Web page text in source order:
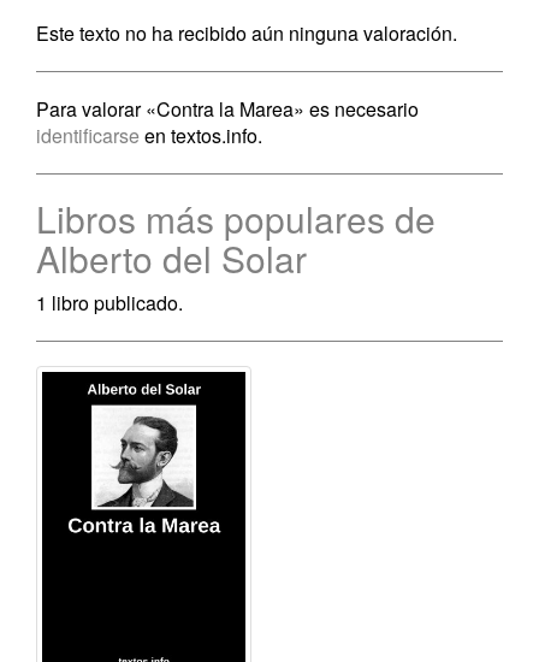
Este texto no ha recibido aún ninguna valoración.
Para valorar «Contra la Marea» es necesario
identificarse en textos.info.
Libros más populares de
Alberto del Solar
1 libro publicado.